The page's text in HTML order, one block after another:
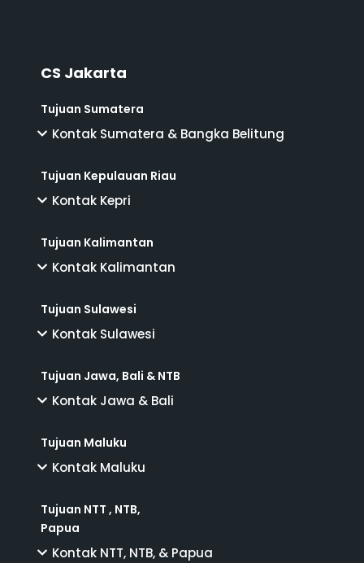
CS Jakarta
Tujuan Sumatera
Kontak Sumatera & Bangka Belitung
Tujuan Kepulauan Riau
Kontak Kepri
Tujuan Kalimantan
Kontak Kalimantan
Tujuan Sulawesi
Kontak Sulawesi
Tujuan Jawa, Bali & NTB
Kontak Jawa & Bali
Tujuan Maluku
Kontak Maluku
Tujuan NTT , NTB,
Papua
Kontak NTT, NTB, & Papua